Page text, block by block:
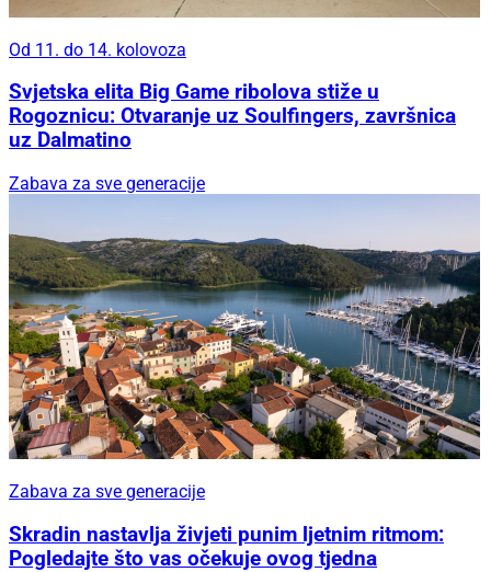
Od 11. do 14. kolovoza
Svjetska elita Big Game ribolova stiže u
Rogoznicu: Otvaranje uz Soulfingers, završnica
uz Dalmatino
Zabava za sve generacije
Zabava za sve generacije
Skradin nastavlja živjeti punim ljetnim ritmom:
Pogledajte što vas očekuje ovog tjedna